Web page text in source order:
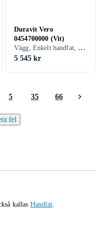
Duravit Vero
0454700000 (Vit)
Vägg, Enkelt handfat, 700 mm, Vit
5 545 kr
5 35 66
fel
kallas Handfat.